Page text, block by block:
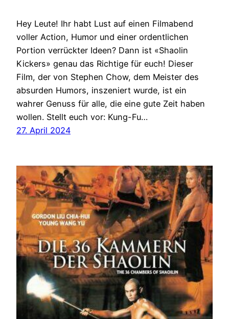
Hey Leute! Ihr habt Lust auf einen Filmabend
voller Action, Humor und einer ordentlichen
Portion verrückter Ideen? Dann ist «Shaolin
Kickers» genau das Richtige für euch! Dieser
Film, der von Stephen Chow, dem Meister des
absurden Humors, inszeniert wurde, ist ein
wahrer Genuss für alle, die eine gute Zeit haben
wollen. Stellt euch vor: Kung-Fu…
27. April 2024